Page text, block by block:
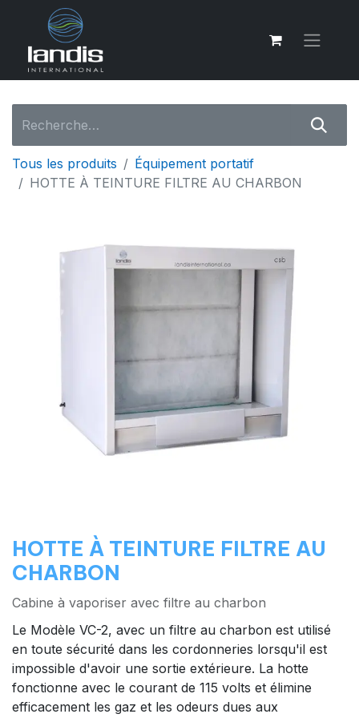
Tous les produits
Équipement portatif
HOTTE À TEINTURE FILTRE AU CHARBON
HOTTE À TEINTURE FILTRE AU
CHARBON
Cabine à vaporiser avec filtre au charbon
Le Modèle VC-2, avec un filtre au charbon est utilisé
en toute sécurité dans les cordonneries lorsqu'il est
impossible d'avoir une sortie extérieure. La hotte
fonctionne avec le courant de 115 volts et élimine
efficacement les gaz et les odeurs dues aux